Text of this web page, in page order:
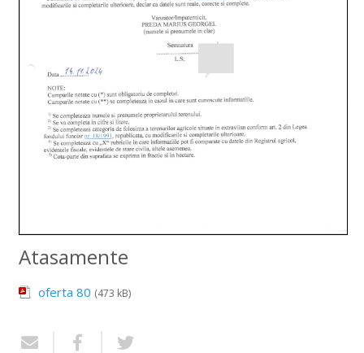
Atasamente
oferta 80 (473 kB)